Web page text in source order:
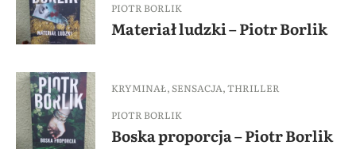
PIOTR BORLIK
Materiał ludzki – Piotr Borlik
KRYMINAŁ,SENSACJA,THRILLER
PIOTR BORLIK
Boska proporcja – Piotr Borlik